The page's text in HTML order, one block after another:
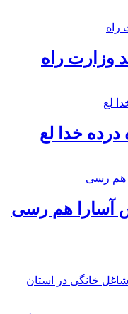
وزارت راه
خدا لع
آسارا هم رسی